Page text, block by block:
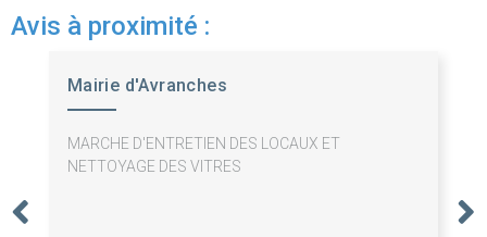
Avis à proximité :
Mairie d'Avranches
MARCHE D'ENTRETIEN DES LOCAUX ET
NETTOYAGE DES VITRES